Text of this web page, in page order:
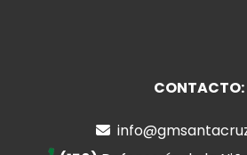
CONTACTO: